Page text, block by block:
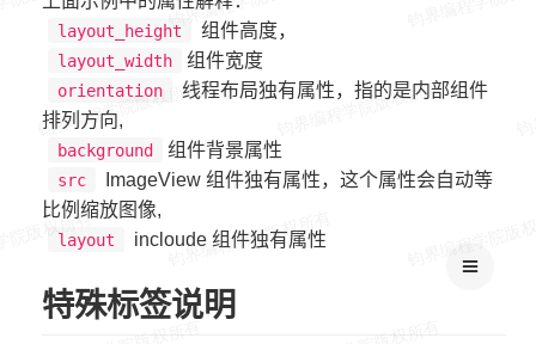
layout_height 组件高度，
layout_width 组件宽度
orientation
线程布局独有属性，指的是内部组件
排列方向,
background 组件背景属性
src
ImageView 组件独有属性，这个属性会自动等
比例缩放图像,
layout incloude 组件独有属性
特殊标签说明